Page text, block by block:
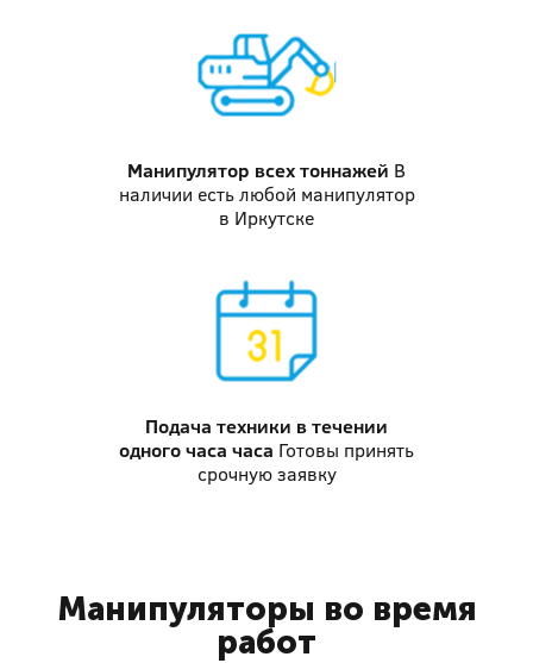
Манипулятор всех тоннажей В
наличии есть любой манипулятор
в Иркутске
Подача техники в течении
одного часа часа Готовы принять
срочную заявку
Манипуляторы во время
работ